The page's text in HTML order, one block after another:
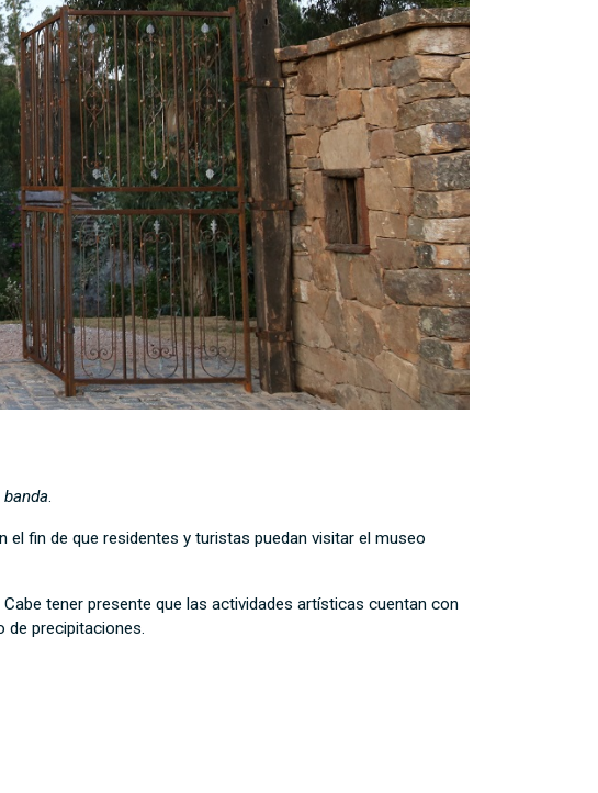
.
fin de que residentes y turistas puedan visitar el museo
tener presente que las actividades artísticas cuentan con
de precipitaciones.